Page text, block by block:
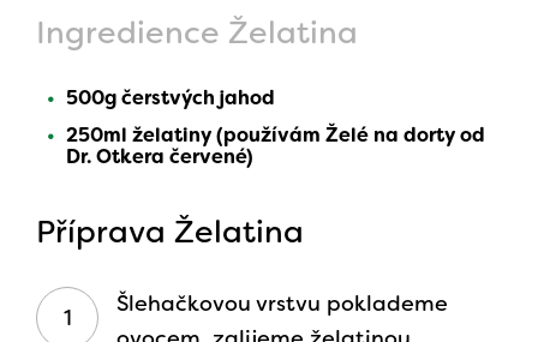
Ingredience Želatina
500g čerstvých jahod
250ml želatiny (používám Želé na dorty od
Dr. Otkera červené)
Příprava Želatina
Šlehačkovou vrstvu poklademe